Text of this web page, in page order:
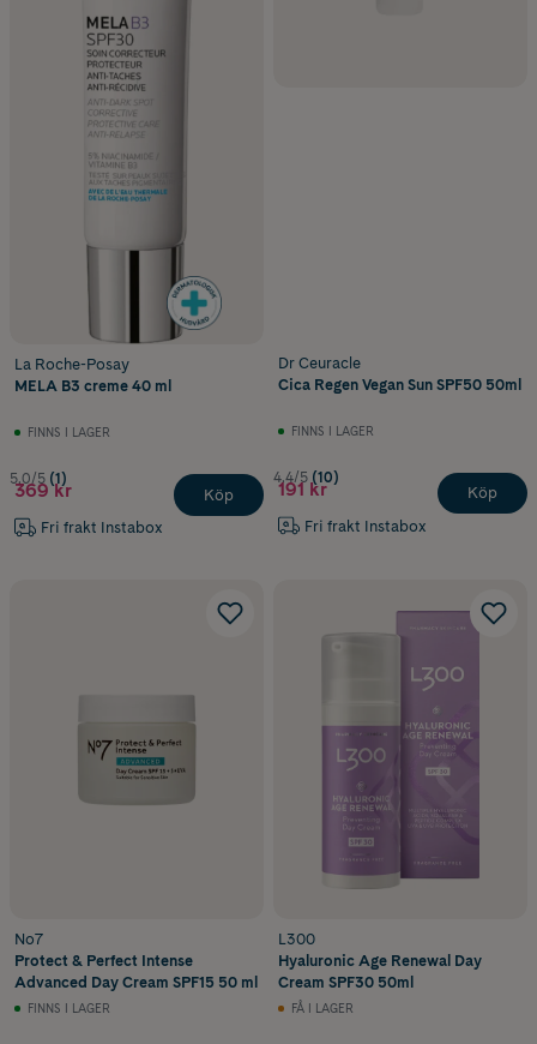
La Roche-Posay
MELA B3 creme 40 ml
FINNS I LAGER
5.0/5 (1)
369 kr
Fri frakt Instabox
Köp
Dr Ceuracle
Cica Regen Vegan Sun SPF50 50ml
FINNS I LAGER
4.4/5 (10)
191 kr
Fri frakt Instabox
Köp
No7
Protect & Perfect Intense
Advanced Day Cream SPF15 50 ml
FINNS I LAGER
L300
Hyaluronic Age Renewal Day
Cream SPF30 50ml
FÅ I LAGER